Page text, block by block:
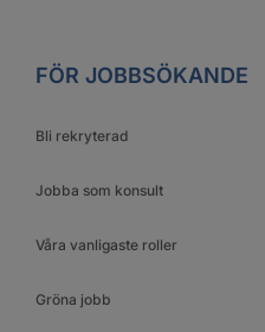
FÖR JOBBSÖKANDE
Bli rekryterad
Jobba som konsult
Våra vanligaste roller
Gröna jobb